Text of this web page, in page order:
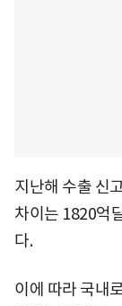
지난해 수출 신
차이는 1820억
다.
이에 따라 국내